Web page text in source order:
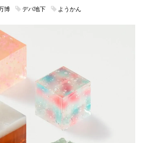
博 デパ地下 ようかん